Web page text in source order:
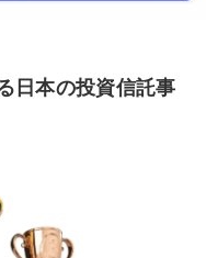
日本の投資信託事